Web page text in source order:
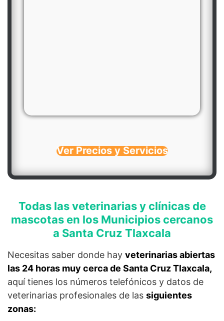
Ver Precios y Servicios
Todas las veterinarias y clínicas de
mascotas en los Municipios cercanos
a Santa Cruz Tlaxcala
Necesitas saber donde hay veterinarias abiertas
las 24 horas muy cerca de Santa Cruz Tlaxcala,
aquí tienes los números telefónicos y datos de
veterinarias profesionales de las siguientes
zonas: